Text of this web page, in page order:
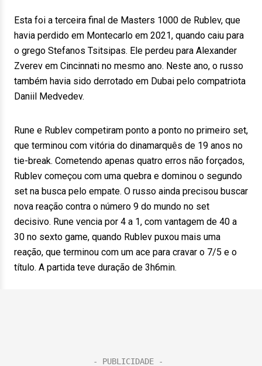
Esta foi a terceira final de Masters 1000 de Rublev, que
havia perdido em Montecarlo em 2021, quando caiu para
o grego Stefanos Tsitsipas. Ele perdeu para Alexander
Zverev em Cincinnati no mesmo ano. Neste ano, o russo
também havia sido derrotado em Dubai pelo compatriota
Daniil Medvedev.
Rune e Rublev competiram ponto a ponto no primeiro set,
que terminou com vitória do dinamarquês de 19 anos no
tie-break. Cometendo apenas quatro erros não forçados,
Rublev começou com uma quebra e dominou o segundo
set na busca pelo empate. O russo ainda precisou buscar
nova reação contra o número 9 do mundo no set
decisivo. Rune vencia por 4 a 1, com vantagem de 40 a
30 no sexto game, quando Rublev puxou mais uma
reação, que terminou com um ace para cravar o 7/5 e o
título. A partida teve duração de 3h6min.